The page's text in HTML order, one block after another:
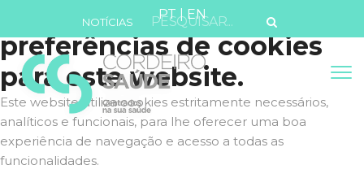
Defina as suas
preferências de cookies
para este website.
Este website utiliza cookies estritamente necessários,
analíticos e funcionais, para lhe oferecer uma boa
experiência de navegação e acesso a todas as
funcionalidades.
PT| EN
NOTÍCIAS